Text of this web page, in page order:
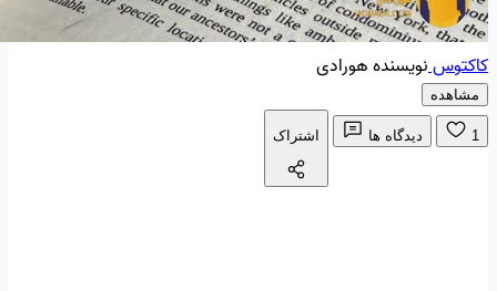
کاکتوسنویسنده هورادی
مشاهده
1 دیدگاه ها اشتراک